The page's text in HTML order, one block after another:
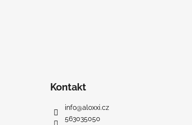
Kontakt
info@aloxxi.cz
563035050